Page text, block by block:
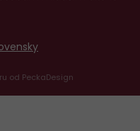
od PeckaDesign